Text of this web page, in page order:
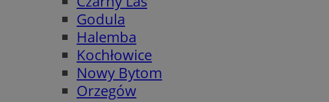
Godula
Halemba
Kochłowice
Nowy Bytom
Orzegów